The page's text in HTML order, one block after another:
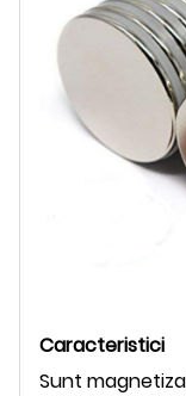
Caracteristici
Sunt